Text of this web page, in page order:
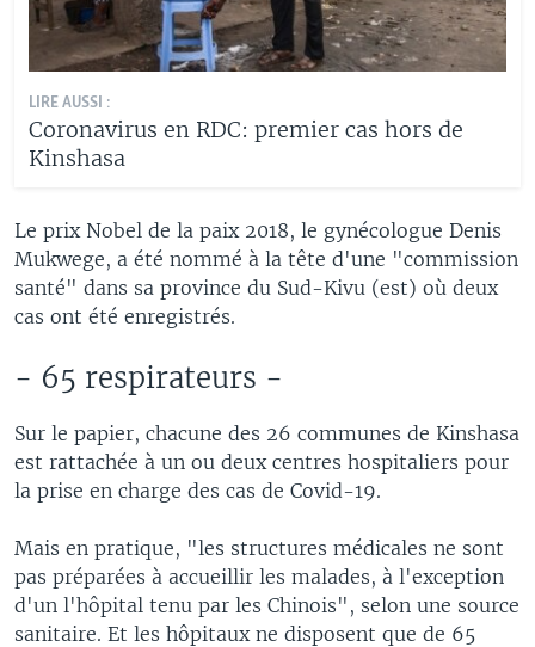
LIRE AUSSI :
Coronavirus en RDC: premier cas hors de
Kinshasa
Le prix Nobel de la paix 2018, le gynécologue Denis
Mukwege, a été nommé à la tête d'une "commission
santé" dans sa province du Sud-Kivu (est) où deux
cas ont été enregistrés.
- 65 respirateurs -
Sur le papier, chacune des 26 communes de Kinshasa
est rattachée à un ou deux centres hospitaliers pour
la prise en charge des cas de Covid-19.
Mais en pratique, "les structures médicales ne sont
pas préparées à accueillir les malades, à l'exception
d'un l'hôpital tenu par les Chinois", selon une source
sanitaire. Et les hôpitaux ne disposent que de 65